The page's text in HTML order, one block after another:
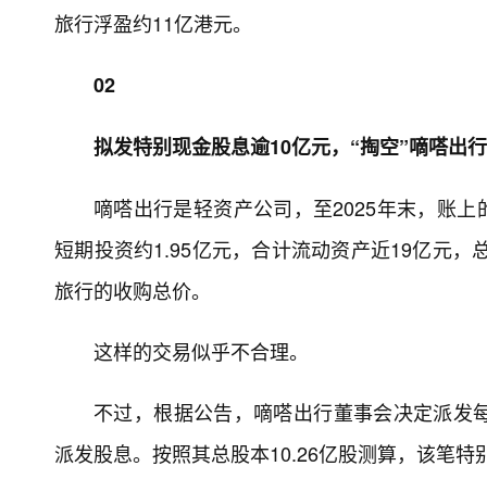
旅行浮盈约11亿港元。
02
拟发特别现金股息逾10亿元，“掏空”嘀嗒出
嘀嗒出行是轻资产公司，至2025年末，账
短期投资约1.95亿元，合计流动资产近19亿元，
旅行的收购总价。
这样的交易似乎不合理。
不过，根据公告，嘀嗒出行董事会决定派
派发股息。按照其总股本10.26亿股测算，该笔